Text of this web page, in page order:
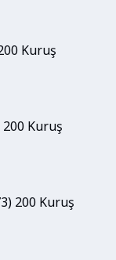
Kuruş
200 Kuruş
200 Kuruş